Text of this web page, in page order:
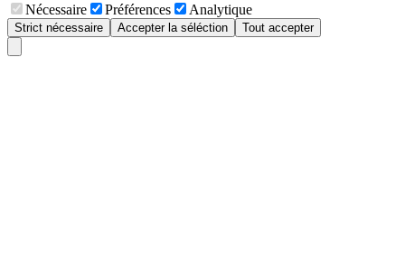
Nécessaire Préférences Analytique
Strict nécessaire Accepter la séléction Tout accepter